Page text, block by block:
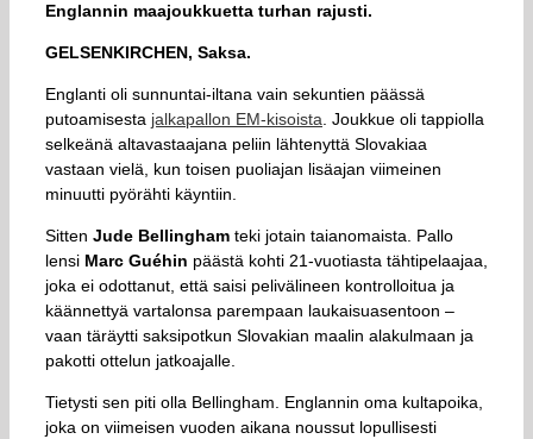
Englannin maajoukkuetta turhan rajusti.
GELSENKIRCHEN, Saksa.
Englanti oli sunnuntai-iltana vain sekuntien päässä
putoamisesta jalkapallon EM-kisoista . Joukkue oli tappiolla
selkeänä altavastaajana peliin lähtenyttä Slovakiaa
vastaan vielä, kun toisen puoliajan lisäajan viimeinen
minuutti pyörähti käyntiin.
Sitten Jude Bellingham teki jotain taianomaista. Pallo
lensi Marc Guéhin päästä kohti 21-vuotiasta tähtipelaajaa,
joka ei odottanut, että saisi pelivälineen kontrolloitua ja
käännettyä vartalonsa parempaan laukaisuasentoon –
vaan täräytti saksipotkun Slovakian maalin alakulmaan ja
pakotti ottelun jatkoajalle.
Tietysti sen piti olla Bellingham. Englannin oma kultapoika,
joka on viimeisen vuoden aikana noussut lopullisesti